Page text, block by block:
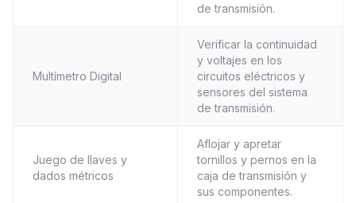
de transmisión.
Multímetro Digital
Verificar la continuidad
y voltajes en los
circuitos eléctricos y
sensores del sistema
de transmisión.
Juego de llaves y
dados métricos
Aflojar y apretar
tornillos y pernos en la
caja de transmisión y
sus componentes.